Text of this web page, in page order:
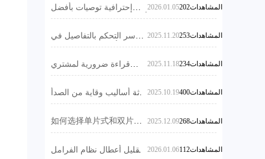
التجريبية ويقدم
ضمانًا لمدة عامين
وضمانًا لمسافة 60
ألف كيلومتر لخدمة
ما بعد البيع خالية من
القلق.
إحترافية توصيات بأفضل
أقراص الفرامل عالية الجودة
الأسواق الدولية
2026.01.05 202المشاهدات
سر التحكم بالتفاصيل في
جودة أقراص الفرامل من
2025.11.20 253المشاهدات
قراءة ضرورية لمشتري
الصناديق الفرعية للسيارات
صحة شهادات المعتمدة
الدولية لطقم المكابح
2025.11.18 234المشاهدات
ثلاثة أساليب وقاية من الصدأ
للقرص الكبح: مقارنة بين
والتكنولوجيا المركبة
2025.10.19 400المشاهدات
如何选择单片式和双片式
刹车套件：技术对比与适
2025.12.09 268المشاهدات
تقليل أعطال نظام الفرامل
2026.01.06 112المشاهدات